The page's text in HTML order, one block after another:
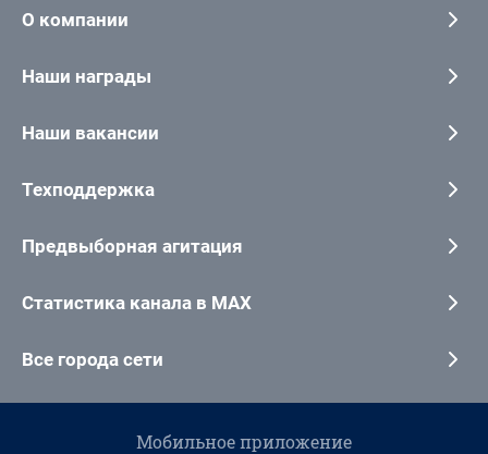
О компании
Наши награды
Наши вакансии
Техподдержка
Предвыборная агитация
Статистика канала в MAX
Все города сети
Мобильное приложение